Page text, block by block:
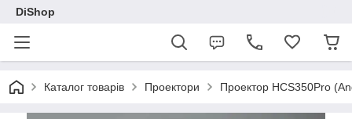
DiShop
Каталог товарів Проектори Проектор HCS350Pro